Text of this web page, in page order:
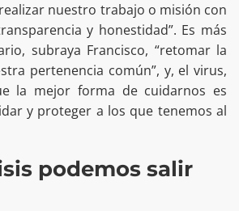
nuestro trabajo o misión con
y honestidad”. Es más
subraya Francisco, “retomar la
pertenencia común”, y, el virus,
la mejor forma de cuidarnos es
y proteger a los que tenemos al
podemos salir